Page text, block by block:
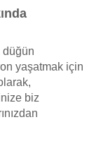
yaşatmak için
biz